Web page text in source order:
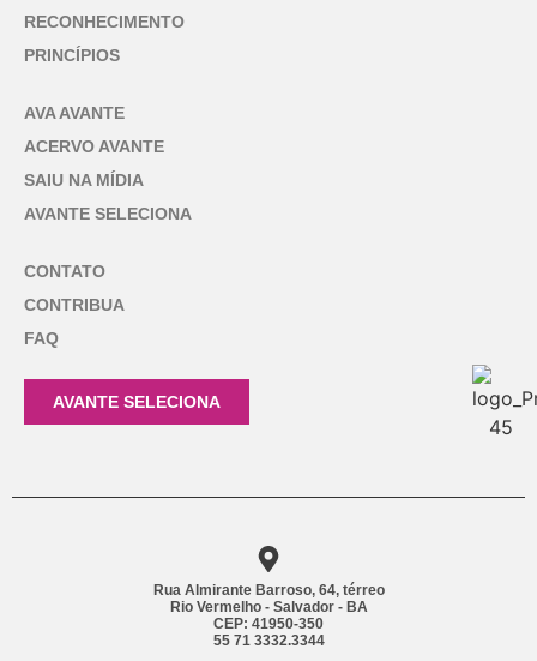
RECONHECIMENTO
PRINCÍPIOS
AVA AVANTE
ACERVO AVANTE
SAIU NA MÍDIA
AVANTE SELECIONA
CONTATO
CONTRIBUA
FAQ
AVANTE SELECIONA
Rua Almirante Barroso, 64, térreo
Rio Vermelho - Salvador - BA
CEP: 41950-350
55 71 3332.3344